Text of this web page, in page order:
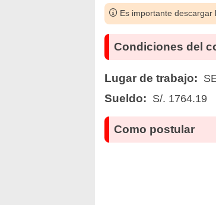
Es importante
Condiciones del
Lugar de trabajo:
Sueldo: S/. 1764.19
Como postular